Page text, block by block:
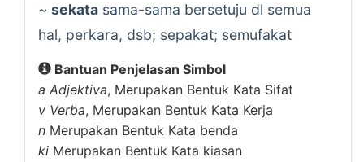
~ sekata sama-sama bersetuju dl semua
hal, perkara, dsb; sepakat; semufakat
Bantuan Penjelasan Simbol
a Adjektiva, Merupakan Bentuk Kata Sifat
v Verba, Merupakan Bentuk Kata Kerja
n Merupakan Bentuk Kata benda
ki Merupakan Bentuk Kata kiasan